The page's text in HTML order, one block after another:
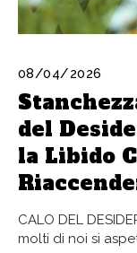
08/04/2026
del
la Libido
CALO DEL
molti di noi si